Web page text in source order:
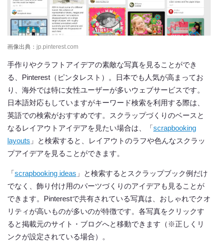
画像出典： jp.pinterest.com
手作りやクラフトアイデアの素敵な写真を見ることができ
る、Pinterest（ピンタレスト）。日本でも人気が高まってお
り、海外では特に女性ユーザーが多いウェブサービスです。
日本語対応もしていますがキーワード検索を利用する際は、
英語での検索がおすすめです。スクラップづくりのベースと
なるレイアウトアイデアを見たい場合は、「scrapbooking
layouts 」と検索すると、レイアウトのラフや色んなスクラッ
プアイデアを見ることができます。
「scrapbooking ideas 」と検索するとスクラップブック例だけ
でなく、飾り付け用のパーツづくりのアイデアも見ることが
できます。Pinterestで共有されている写真は、おしゃれでクオ
リティが高いものが多いのが特徴です。各写真をクリックす
ると掲載元のサイト・ブログへと移動できます（※正しくリ
ンクが設定されている場合）。